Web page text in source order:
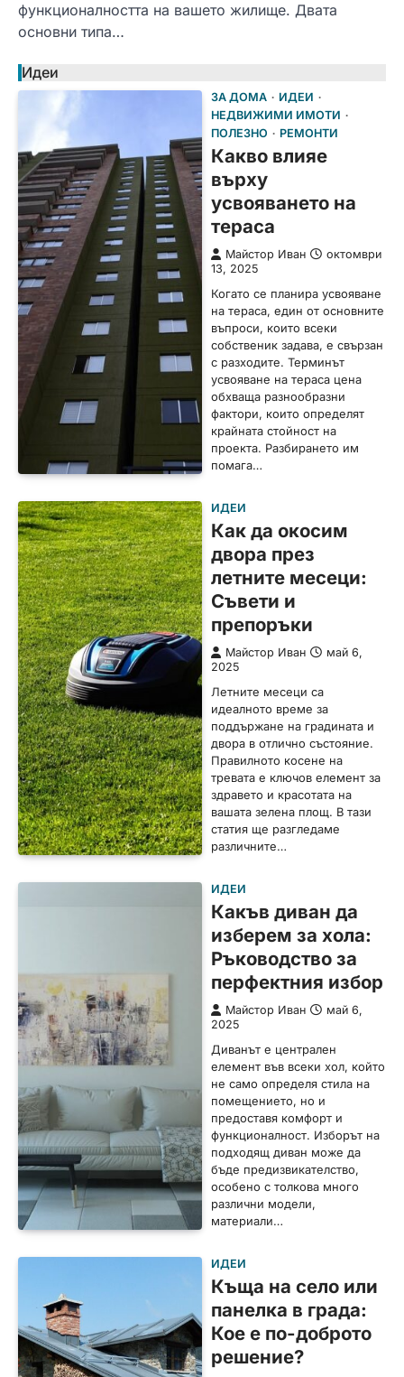
функционалността на вашето жилище. Двата
основни типа…
Идеи
ЗА ДОМА
ИДЕИ
НЕДВИЖИМИ ИМОТИ
ПОЛЕЗНО
РЕМОНТИ
Какво влияе
върху
усвояването на
тераса
Майстор Иван
октомври
13, 2025
Когато се планира усвояване
на тераса, един от основните
въпроси, които всеки
собственик задава, е свързан
с разходите. Терминът
усвояване на тераса цена
обхваща разнообразни
фактори, които определят
крайната стойност на
проекта. Разбирането им
помага…
ИДЕИ
Как да окосим
двора през
летните месеци:
Съвети и
препоръки
Майстор Иван
май 6,
2025
Летните месеци са
идеалното време за
поддържане на градината и
двора в отлично състояние.
Правилното косене на
тревата е ключов елемент за
здравето и красотата на
вашата зелена площ. В тази
статия ще разгледаме
различните…
ИДЕИ
Какъв диван да
изберем за хола:
Ръководство за
перфектния избор
Майстор Иван
май 6,
2025
Диванът е централен
елемент във всеки хол, който
не само определя стила на
помещението, но и
предоставя комфорт и
функционалност. Изборът на
подходящ диван може да
бъде предизвикателство,
особено с толкова много
различни модели,
материали…
ИДЕИ
Къща на село или
панелка в града:
Кое е по-доброто
решение?